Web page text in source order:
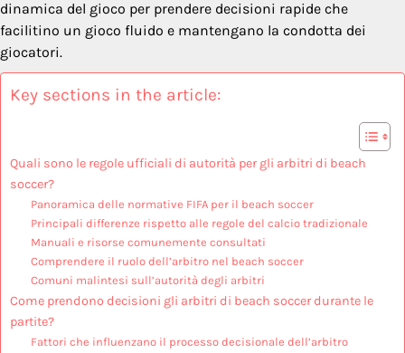
dinamica del gioco per prendere decisioni rapide che
facilitino un gioco fluido e mantengano la condotta dei
giocatori.
Key sections in the article:
Quali sono le regole ufficiali di autorità per gli arbitri di beach
soccer?
Panoramica delle normative FIFA per il beach soccer
Principali differenze rispetto alle regole del calcio tradizionale
Manuali e risorse comunemente consultati
Comprendere il ruolo dell’arbitro nel beach soccer
Comuni malintesi sull’autorità degli arbitri
Come prendono decisioni gli arbitri di beach soccer durante le
partite?
Fattori che influenzano il processo decisionale dell’arbitro